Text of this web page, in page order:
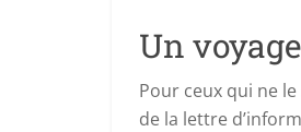
Un
Pour ceux qui ne
de la lettre